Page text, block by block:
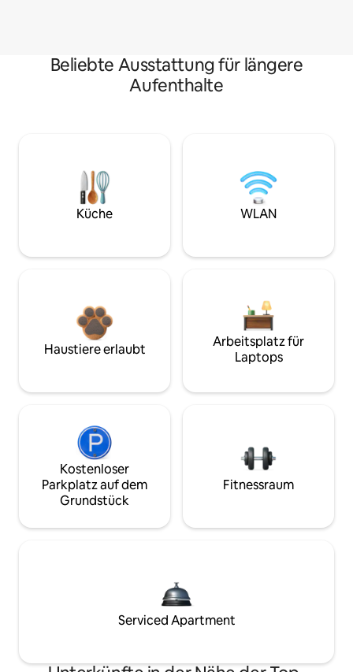
Beliebte Ausstattung für längere
Aufenthalte
Küche WLAN
Haustiere erlaubt
Arbeitsplatz für
Laptops
Kostenloser
Parkplatz auf dem
Grundstück
Fitnessraum
Serviced Apartment